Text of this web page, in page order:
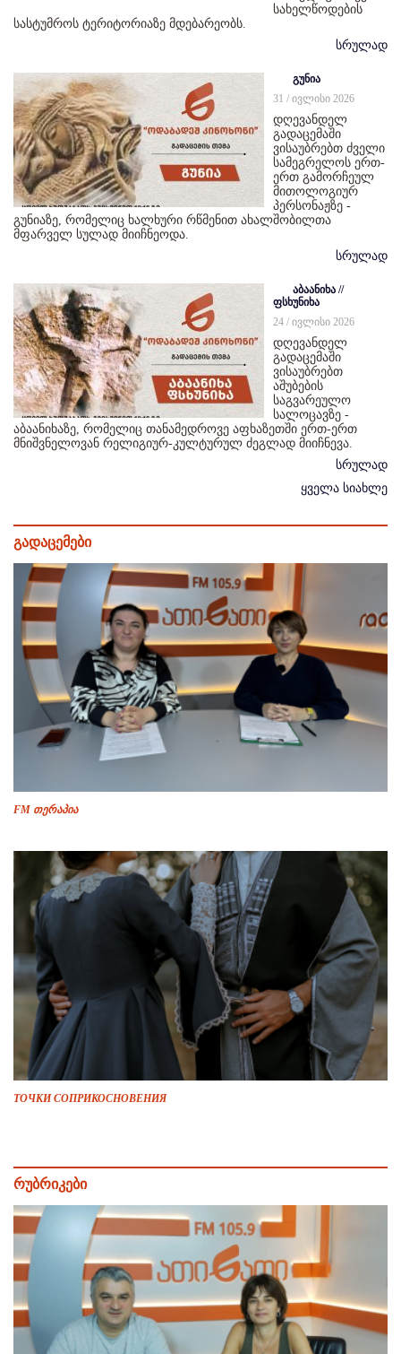
სახელწოდების
სასტუმროს ტერიტორიაზე მდებარეობს.
სრულად
გუნია
31 / ივლისი 2026
დღევანდელ
გადაცემაში
ვისაუბრებთ ძველი
სამეგრელოს ერთ-
ერთ გამორჩეულ
მითოლოგიურ
პერსონაჟზე -
გუნიაზე, რომელიც ხალხური რწმენით ახალშობილთა
მფარველ სულად მიიჩნეოდა.
სრულად
აბაანიხა //
ფსხუნიხა
24 / ივლისი 2026
დღევანდელ
გადაცემაში
ვისაუბრებთ
აშუბების
საგვარეულო
სალოცავზე -
აბაანიხაზე, რომელიც თანამედროვე აფხაზეთში ერთ-ერთ
მნიშვნელოვან რელიგიურ-კულტურულ ძეგლად მიიჩნევა.
სრულად
ყველა სიახლე
გადაცემები
FM თერაპია
ТОЧКИ СОПРИКОСНОВЕНИЯ
რუბრიკები